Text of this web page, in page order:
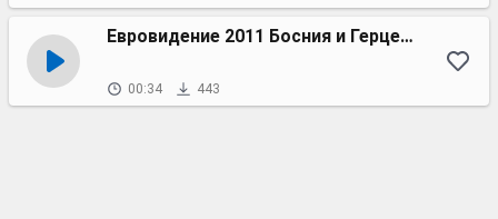
Евровидение 2011 Босния и Герцеговина
00:34 443